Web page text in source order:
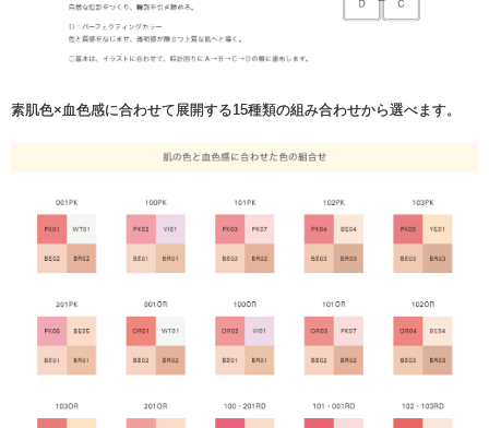
素肌色×血色感に合わせて展開する15種類の組み合わせから選べます。